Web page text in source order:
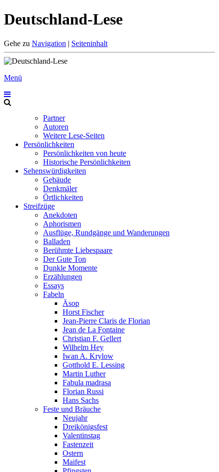
Deutschland-Lese
Gehe zu Navigation | Seiteninhalt
Menü
Partner
Autoren
Weitere Lese-Seiten
Persönlichkeiten
Persönlichkeiten von heute
Historische Persönlichkeiten
Sehenswürdigkeiten
Gebäude
Denkmäler
Örtlichkeiten
Streifzüge
Anekdoten
Aphorismen
Ausflüge, Rundgänge und Wanderungen
Balladen
Berühmte Liebespaare
Der Gute Ton
Dunkle Momente
Erzählungen
Essays
Fabeln
Äsop
Horst Fischer
Jean-Pierre Claris de Florian
Jean de La Fontaine
Christian F. Gellert
Wilhelm Hey
Iwan A. Krylow
Gotthold E. Lessing
Martin Luther
Fabula madrasa
Florian Russi
Hans Sachs
Feste und Bräuche
Neujahr
Dreikönigsfest
Valentinstag
Fastenzeit
Ostern
Maifest